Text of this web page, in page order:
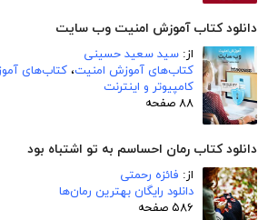
دانلود کتاب آموزش امنیت وب سایت
از: سید سعید حسینی
کتاب‌های آموزش امنیت، کتاب‌های
کامپیوتر و اینترنت
۸۸ صفحه
دانلود کتاب رمان احساسم به تو اشتباه بود
از: فائزه رحمتی
دانلود رایگان بهترین رمان‌ها
۵۸۶ صفحه